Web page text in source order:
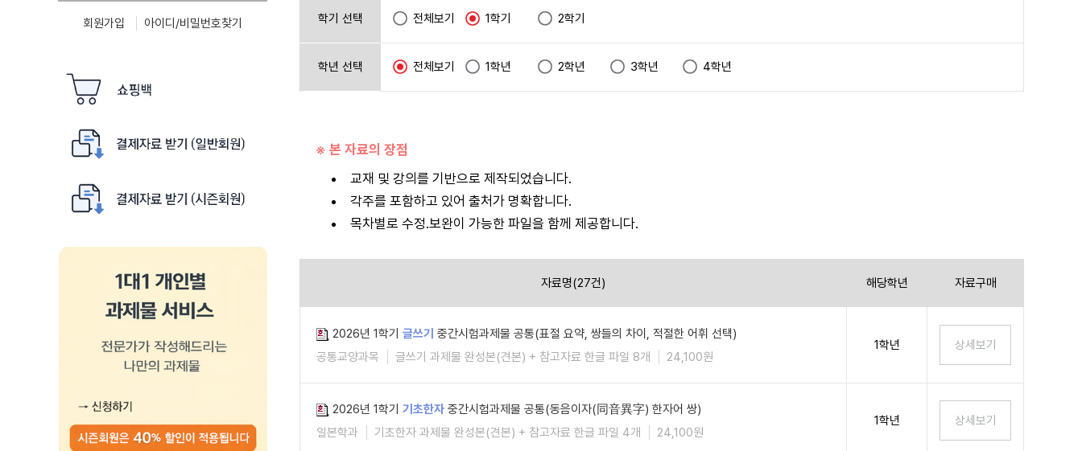
회원가입 아이디/비밀번호찾기 학기 선택 전체보기 1학기 2학기
학년 선택 전체보기 1학년 2학년 3학년 4학년
※ 본 자료의 장점
교재 및 강의를 기반으로 제작되었습니다.
각주를 포함하고 있어 출처가 명확합니다.
목차별로 수정.보완이 가능한 파일을 함께 제공합니다.
자료명(27건) 해당학년 자료구매
2026년 1학기 글쓰기 중간시험과제물 공통(표절 요약, 쌍들의 차이, 적절한 어휘 선택)
공통교양과목
글쓰기 과제물 완성본(견본) + 참고자료 한글 파일 8개 24,100원
1학년
2026년 1학기 기초한자 중간시험과제물 공통(동음이자(同音異字) 한자어 쌍)
일본학과
기초한자 과제물 완성본(견본) + 참고자료 한글 파일 4개 24,100원
1학년